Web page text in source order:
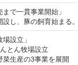
で一貫事業開始」
し、豚の飼育始まる。
設立」
とん牧場設立
生産の3事業を展開